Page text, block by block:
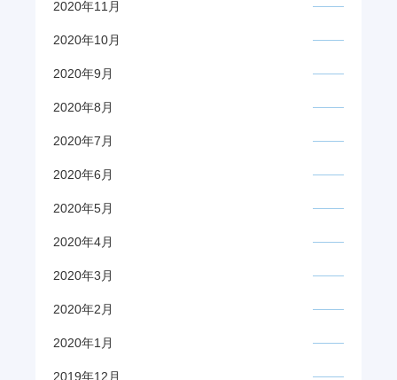
2020年11月
2020年10月
2020年9月
2020年8月
2020年7月
2020年6月
2020年5月
2020年4月
2020年3月
2020年2月
2020年1月
2019年12月